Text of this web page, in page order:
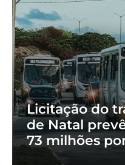
Licitação do
de Natal
73 milhões